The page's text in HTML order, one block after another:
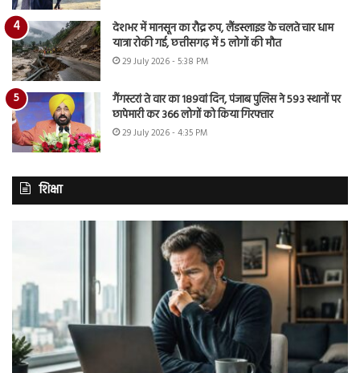
देशभर में मानसून का रौद्र रुप, लैंडस्लाइड के चलते चार धाम
यात्रा रोकी गई, छत्तीसगढ़ में 5 लोगों की मौत
29 July 2026 - 5:38 PM
गैंगस्टरां ते वार का 189वां दिन, पंजाब पुलिस ने 593 स्थानों पर
छापेमारी कर 366 लोगों को किया गिरफ्तार
29 July 2026 - 4:35 PM
शिक्षा